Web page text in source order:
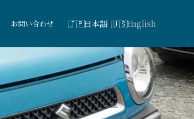
お問い合わせ English
日本語